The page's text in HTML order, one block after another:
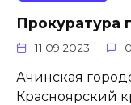
Прокуратура
11.09.2023 0
Ачинская
Красноярский